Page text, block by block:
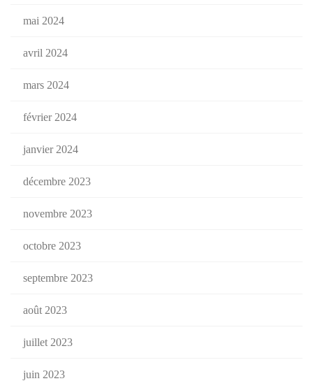
mai 2024
avril 2024
mars 2024
février 2024
janvier 2024
décembre 2023
novembre 2023
octobre 2023
septembre 2023
août 2023
juillet 2023
juin 2023